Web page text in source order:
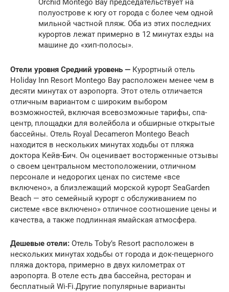
Orchid Montego Bay председательствует на
полуострове к югу от города с более чем одной
мильной частной пляж. Оба из этих последних
курортов лежат примерно в 12 минутах езды на
машине до «хип-полосы».
Отели уровня Средний уровень — Курортный отель
Holiday Inn Resort Montego Bay расположен менее чем в
десяти минутах от аэропорта. Этот отель отличается
отличным вариантом с широким выбором
возможностей, включая всевозможные тарифы, спа-
центр, площадки для волейбола и обширные открытые
бассейны. Отель Royal Decameron Montego Beach
находится в нескольких минутах ходьбы от пляжа
доктора Кейв-Бич. Он оценивает восторженные отзывы
о своем центральном местоположении, отличном
персонале и недорогих ценах по системе «все
включено», а близлежащий морской курорт SeaGarden
Beach — это семейный курорт с обслуживанием по
системе «все включено» отличное соотношение цены и
качества, а также подлинная ямайская атмосфера.
Дешевые отели: Отель Toby’s Resort расположен в
нескольких минутах ходьбы от города и док-пещерного
пляжа доктора, примерно в двух километрах от
аэропорта. В отеле есть два бассейна, ресторан и
бесплатный Wi-Fi.Другие популярные варианты